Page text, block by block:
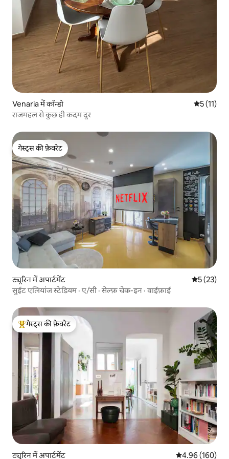
Venaria में कॉन्डो औसत रेटिंग
5 (11)
राजमहल से कुछ ही कदम दूर
गेस्ट्स की फ़ेवरेट
गेस्ट्स की फ़ेवरेट
ट्यूरिन में अपार्टमेंट औसत रेटिंग
5 (23)
सुईट एलियांज स्टेडियम · ए/सी · सेल्फ़ चेक-इन · वाईफ़ाई
गेस्ट्स का टॉप फ़ेवरेट
गेस्ट्स की फ़ेवरेट
ट्यूरिन में अपार्टमेंट औसत रेटिंग 5 में से
4.96 (160)